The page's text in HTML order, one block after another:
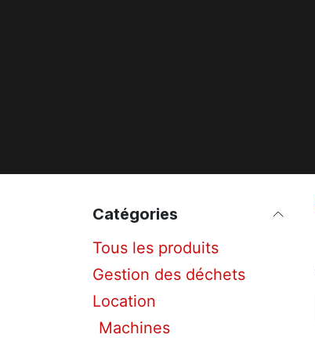
Catégories
Tous les produits
Gestion des déchets
Location
Machines